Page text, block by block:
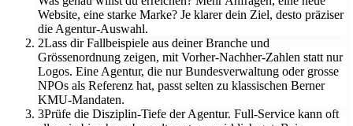
Website, eine starke Marke? Je klarer dein Ziel, desto präziser
die Agentur-Auswahl.
2Lass dir Fallbeispiele aus deiner Branche und
Grössenordnung zeigen, mit Vorher-Nachher-Zahlen statt nur
Logos. Eine Agentur, die nur Bundesverwaltung oder grosse
NPOs als Referenz hat, passt selten zu klassischen Berner
KMU-Mandaten.
3Prüfe die Disziplin-Tiefe der Agentur. Full-Service kann oft